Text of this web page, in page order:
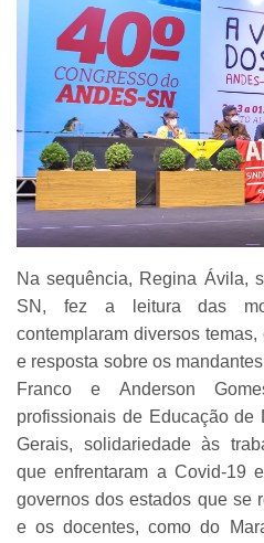
Na sequência, Regina Ávila,
SN, fez a leitura das
contemplaram diversos
e resposta sobre os
Franco e Anderson
profissionais de Educação de
Gerais, solidariedade às
que enfrentaram a Covid-19
governos dos estados que se
e os docentes, como do